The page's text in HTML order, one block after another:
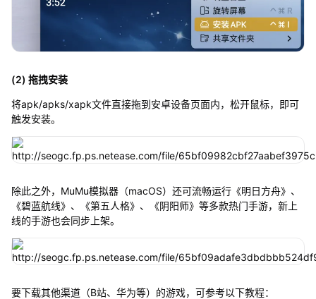
(2) 拖拽安装
将apk/apks/xapk文件直接拖到安卓设备页面内，松开鼠标，即可
触发安装。
除此之外，MuMu模拟器（macOS）还可流畅运行《明日方舟》、
《碧蓝航线》、《第五人格》、《阴阳师》等多款热门手游，新上
线的手游也会同步上架。
要下载其他渠道（B站、华为等）的游戏，可参考以下教程：